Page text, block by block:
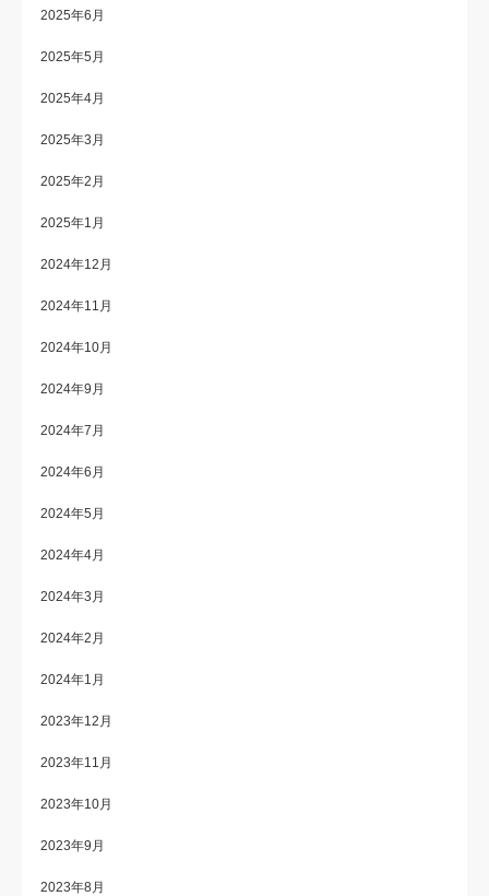
2025年6月
2025年5月
2025年4月
2025年3月
2025年2月
2025年1月
2024年12月
2024年11月
2024年10月
2024年9月
2024年7月
2024年6月
2024年5月
2024年4月
2024年3月
2024年2月
2024年1月
2023年12月
2023年11月
2023年10月
2023年9月
2023年8月